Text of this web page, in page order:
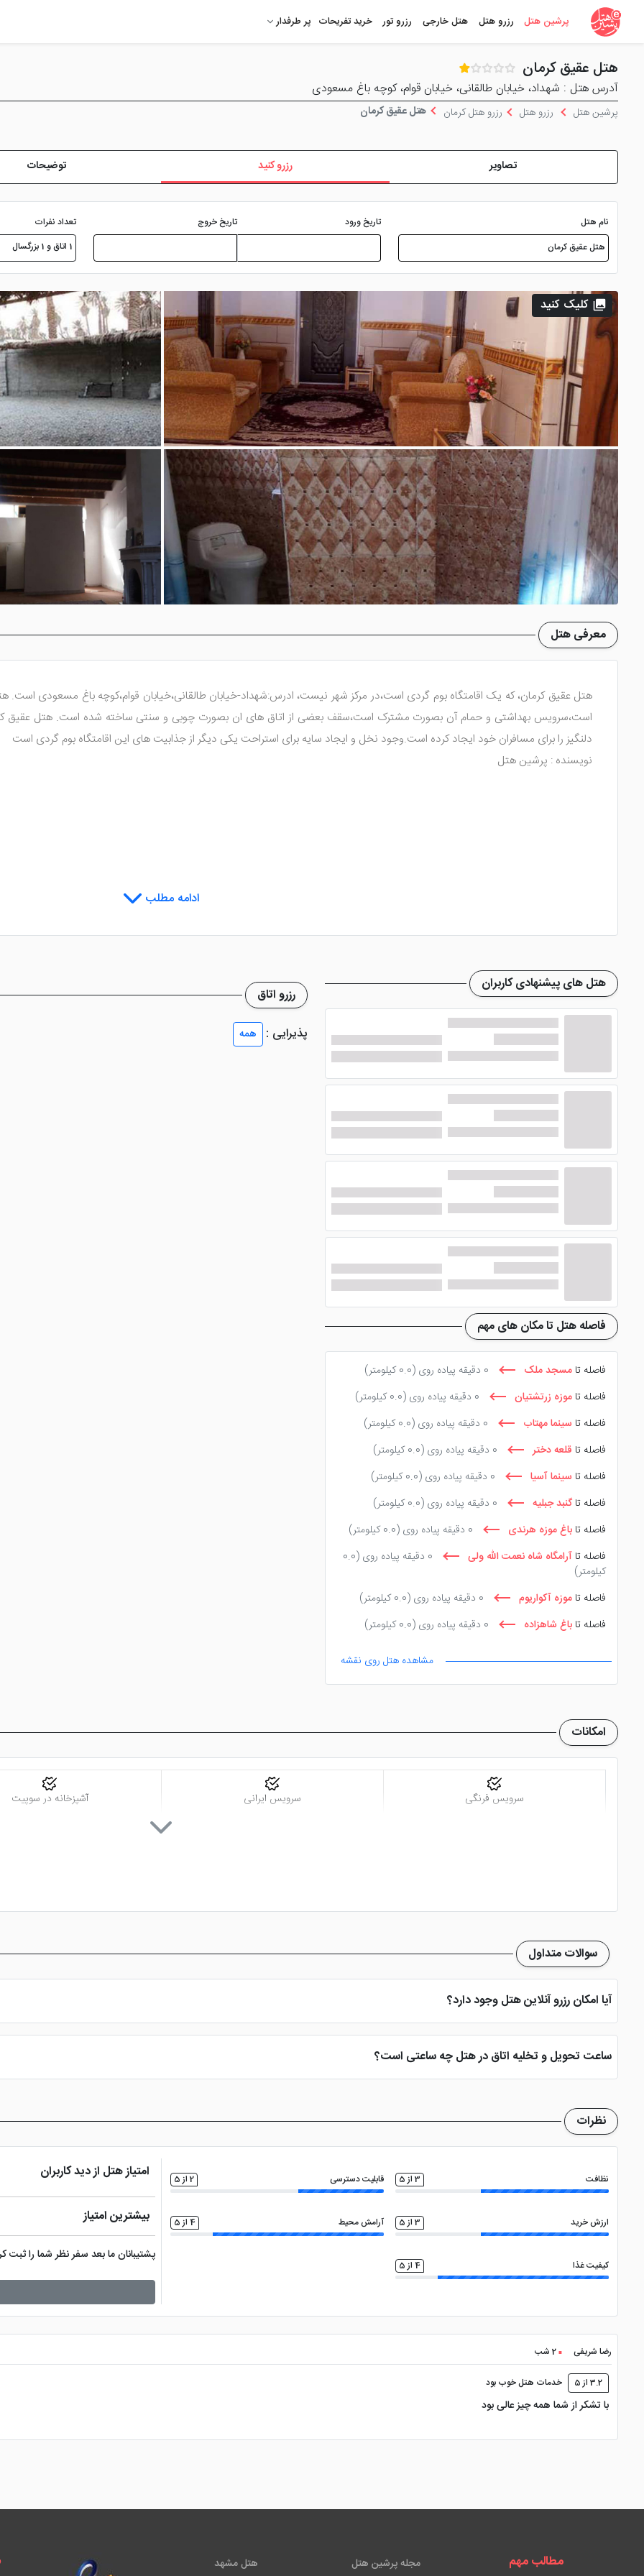
پرشین هتل رزرو هتل هتل خارجی رزرو تور خرید تفریحات پر طرفدار
هتل عقیق کرمان
آدرس هتل : شهداد، خیابان طالقانی، خیابان قوام، کوچه باغ مسعودی
پرشین هتل رزرو هتل رزرو هتل کرمان هتل عقیق کرمان
تصاویر رزرو کنید توضیحات
نام هتل تاریخ ورود تاریخ خروج
تعداد نفرات
1 اتاق و 1 بزرگسال
کلیک کنید
معرفی هتل
هتل عقیق کرمان، که یک اقامتگاه بوم گردی است،در مرکز شهر نیست، ادرس:شهداد-خیابان طالقانی،خیابان قوام،کوچه باغ مسعودی
است،سرویس بهداشتی و حمام آن بصورت مشترک است،سقف بعضی از اتاق های ان بصورت چوبی و سنتی ساخته شده است. هتل عقیق
دلنگیز را برای مسافران خود ایجاد کرده است.وجود نخل و ایجاد سایه برای استراحت یکی دیگر از جذابیت های این اقامتگاه بوم گردی است
نویسنده : پرشین هتل
ادامه مطلب
رزرو اتاق
پذیرایی :
همه
هتل های پیشنهادی کاربران
فاصله هتل تا مکان های مهم
فاصله تا مسجد ملک 0 دقیقه پیاده روی
(0.0 کیلومتر)
فاصله تا موزه زرتشتیان 0 دقیقه پیاده روی
(0.0 کیلومتر)
فاصله تا سینما مهتاب 0 دقیقه پیاده روی
(0.0 کیلومتر)
فاصله تا قلعه دختر 0 دقیقه پیاده روی
(0.0 کیلومتر)
فاصله تا سینما آسیا 0 دقیقه پیاده روی
(0.0 کیلومتر)
فاصله تا گنبد جبلیه 0 دقیقه پیاده روی
(0.0 کیلومتر)
فاصله تا باغ موزه هرندی 0 دقیقه پیاده روی
(0.0 کیلومتر)
فاصله تا آرامگاه شاه نعمت الله ولی 0 دقیقه پیاده روی
(0.0
کیلومتر)
فاصله تا موزه آکواریوم 0 دقیقه پیاده روی
(0.0 کیلومتر)
فاصله تا باغ شاهزاده 0 دقیقه پیاده روی (0.0 کیلومتر)
مشاهده هتل روی نقشه
امکانات
سرویس فرنگی سرویس ایرانی آشپزخانه در سوپیت
سوالات متداول
آیا امکان رزرو آنلاین هتل وجود دارد؟
بله، با انتخاب تاریخ ورود و خروج، نوع اتاق و تعداد نفرات می توانید پس از پرداخت در درگاه بانکی، رزرو آنلاین خود را نهایی و واچر هتل را دریافت
ساعت تحویل و تخلیه اتاق در هتل چه ساعتی است؟
ساعت تحویل اتاق ساعت 2 بعد از ظهر و ساعت تخلیه اتاق 12 ظهر می باشد
نظرات
نظافت 3 از 5 قابلیت دسترسی 2 از 5
ارزش خرید 3 از 5 آرامش محیط 4 از 5
کیفیت غذا 4 از 5
امتیاز هتل از دید کاربران
بیشترین امتیاز
پشتیبانان ما بعد سفر نظر شما را
رضا شریفی 2 شب
3.2 از 5 خدمات هتل خوب بود
با تشکر از شما همه چیز عالی بود
مطالب مهم مجله پرشین هتل هتل مشهد